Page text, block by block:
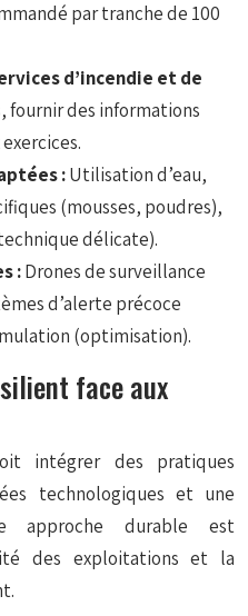
par tranche de 100
d’incendie et de
fournir des informations
:Utilisation d’eau,
(mousses, poudres),
délicate).
:Drones de surveillance
d’alerte précoce
(optimisation).
face aux
intégrer des pratiques
technologiques et une
approche durable est
des exploitations et la